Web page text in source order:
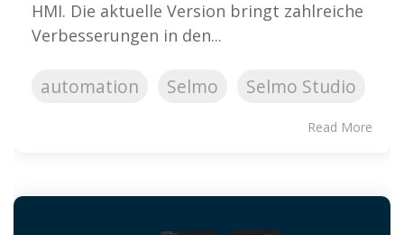
HMI. Die aktuelle Version bringt zahlreiche
Verbesserungen in den...
automation Selmo Selmo Studio
Read More